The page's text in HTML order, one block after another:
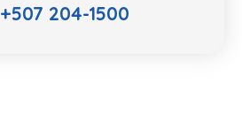
+507 204-1500